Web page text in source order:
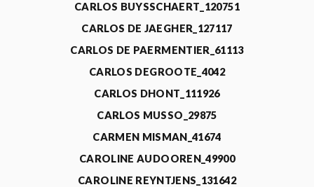
CARLOS BUYSSCHAERT_120751
CARLOS DE JAEGHER_127117
CARLOS DE PAERMENTIER_61113
CARLOS DEGROOTE_4042
CARLOS DHONT_111926
CARLOS MUSSO_29875
CARMEN MISMAN_41674
CAROLINE AUDOOREN_49900
CAROLINE REYNTJENS_131642